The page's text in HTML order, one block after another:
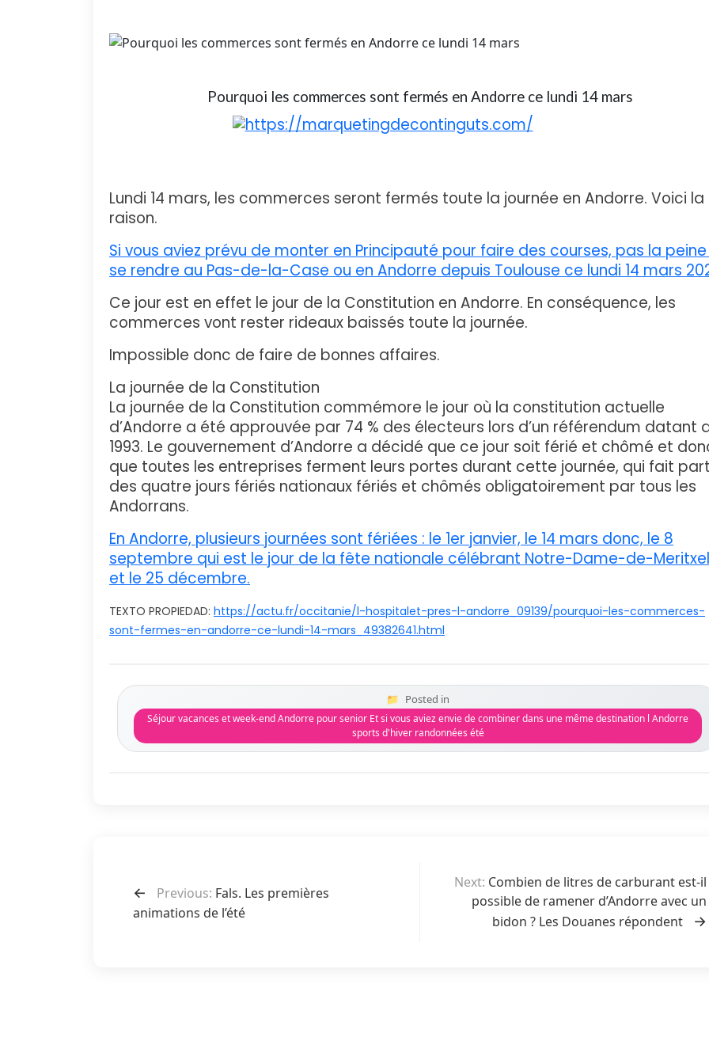
Pourquoi les commerces sont fermés en Andorre ce lundi 14 mars
Lundi 14 mars, les commerces seront fermés toute la journée en Andorre. Voici la
raison.
Si vous aviez prévu de monter en Principauté pour faire des courses, pas la
se rendre au Pas-de-la-Case ou en Andorre depuis Toulouse ce lundi 14 mars
Ce jour est en effet le jour de la Constitution en Andorre. En conséquence, les
commerces vont rester rideaux baissés toute la journée.
Impossible donc de faire de bonnes affaires.
La journée de la Constitution
La journée de la Constitution commémore le jour où la constitution actuelle
d’Andorre a été approuvée par 74 % des électeurs lors d’un référendum datant
1993. Le gouvernement d’Andorre a décidé que ce jour soit férié et chômé et
que toutes les entreprises ferment leurs portes durant cette journée, qui fait
des quatre jours fériés nationaux fériés et chômés obligatoirement par tous les
Andorrans.
En Andorre, plusieurs journées sont fériées : le 1er janvier, le 14 mars donc, le 8
septembre qui est le jour de la fête nationale célébrant Notre-Dame-de-
et le 25 décembre.
TEXTO PROPIEDAD: https://actu.fr/occitanie/l-hospitalet-pres-l-andorre_09139/pourquoi-les-commerces-
sont-fermes-en-andorre-ce-lundi-14-mars_49382641.html
Posted in
Séjour vacances et week-end Andorre pour senior Et si vous aviez envie de combiner dans une même destination l Andorre
sports d'hiver randonnées été
Previous: Fals. Les premières
animations de l’été
Next: Combien de litres de carburant est-il
possible de ramener d’Andorre avec un
bidon ? Les Douanes répondent